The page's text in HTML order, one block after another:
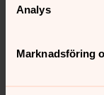
Analys
Marknadsföring